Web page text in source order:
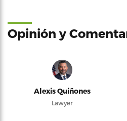
Opinión y
Alexis Quiñones
Lawyer